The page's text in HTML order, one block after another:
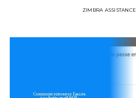
ZIMBRA ASSISTANCE